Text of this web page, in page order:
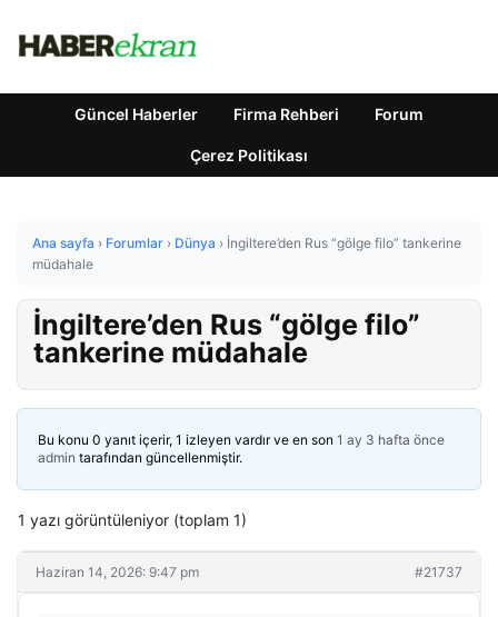
Güncel Haberler Firma Rehberi Forum
Çerez Politikası
Ana sayfa › Forumlar › Dünya › İngiltere’den Rus “gölge filo” tankerine
müdahale
İngiltere’den Rus “gölge filo”
tankerine müdahale
Bu konu 0 yanıt içerir, 1 izleyen vardır ve en son 1 ay 3 hafta önce
admin tarafından güncellenmiştir.
1 yazı görüntüleniyor (toplam 1)
Haziran 14, 2026: 9:47 pm #21737